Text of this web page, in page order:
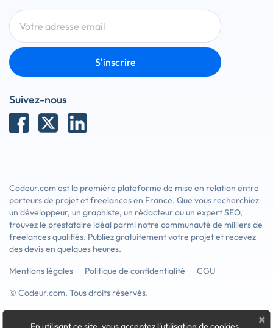
S'inscrire
Suivez-nous
Codeur.com est la première plateforme de mise en relation entre
porteurs de projet et freelances en France. Que vous recherchiez
un développeur, un graphiste, un rédacteur ou un expert SEO,
trouvez le prestataire idéal parmi notre communauté de milliers de
freelances qualifiés. Publiez gratuitement votre projet et recevez
des devis en quelques heures.
Mentions légales
Politique de confidentialité
CGU
© Codeur.com. Tous droits réservés.
×